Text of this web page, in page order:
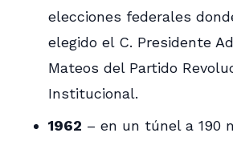
elecciones federales
elegido el C. Presidente
Mateos del Partido
Institucional.
1962 – en un túnel a 190